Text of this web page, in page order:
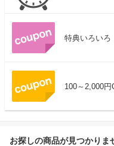
特典いろいろ
100～2,000
お探しの商品が見つかりま